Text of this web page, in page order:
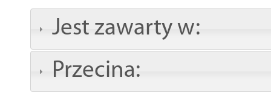
Jest zawarty w:
Przecina: